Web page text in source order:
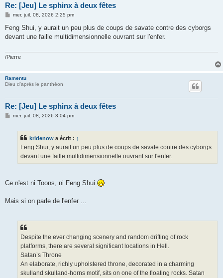
Re: [Jeu] Le sphinx à deux fêtes
M
s
a
mer. juil. 08, 2026 2:25 pm
Feng Shui, y aurait un peu plus de coups de savate contre des cyborgs
devant une faille multidimensionnelle ouvrant sur l'enfer.
/Pierre
Ramentu
Dieu d'après le panthéon
Re: [Jeu] Le sphinx à deux fêtes
Mmer. juil. 08, 2026 3:04 pm
kridenow a écrit : ↑
Feng Shui, y aurait un peu plus de coups de savate contre des cyborgs
devant une faille multidimensionnelle ouvrant sur l'enfer.
Ce n'est ni Toons, ni Feng Shui
Mais si on parle de l'enfer ...
Despite the ever changing scenery and random drifting of rock
platforms, there are several significant locations in Hell.
Satan’s Throne
An elaborate, richly upholstered throne, decorated in a charming
skulland skulland-horns motif, sits on one of the floating rocks. Satan